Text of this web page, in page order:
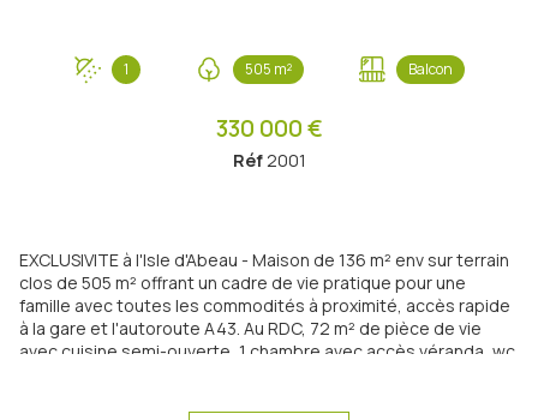
1 505 m² Balcon
330 000 €
Réf2001
EXCLUSIVITE à l'Isle d'Abeau - Maison de 136 m² env sur terrain
clos de 505 m² offrant un cadre de vie pratique pour une
famille avec toutes les commodités à proximité, accès rapide
à la gare et l'autoroute A43. Au RDC, 72 m² de pièce de vie
avec cuisine semi-ouverte, 1 chambre avec accès véranda, wc.